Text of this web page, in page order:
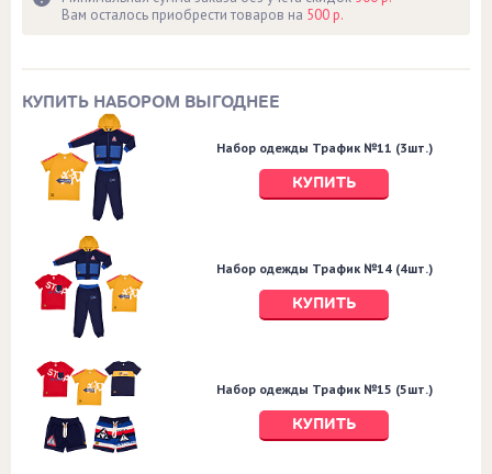
Вам осталось приобрести товаров на 500 р.
КУПИТЬ НАБОРОМ ВЫГОДНЕЕ
Набор одежды Трафик №11 (3шт.)
КУПИТЬ
Набор одежды Трафик №14 (4шт.)
КУПИТЬ
Набор одежды Трафик №15 (5шт.)
КУПИТЬ